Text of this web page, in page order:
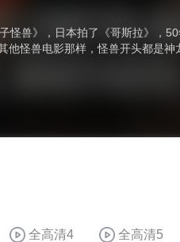
怪兽》，日本拍了《哥斯拉》，
怪兽电影那样，怪兽开头都是神
全高清4 全高清5